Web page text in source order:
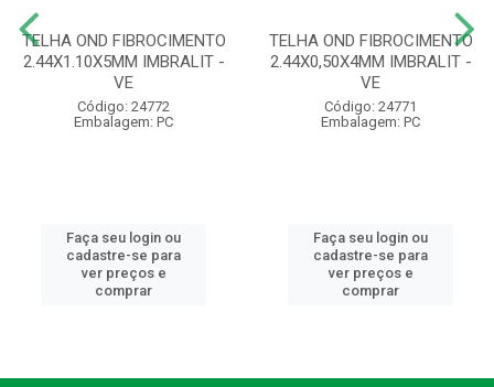
TELHA OND FIBROCIMENTO
2.44X1.10X5MM IMBRALIT -
VE
Código: 24772
Embalagem: PC
Faça seu login ou
cadastre-se para
ver preços e
comprar
TELHA OND FIBROCIMENTO
2.44X0,50X4MM IMBRALIT -
VE
Código: 24771
Embalagem: PC
Faça seu login ou
cadastre-se para
ver preços e
comprar